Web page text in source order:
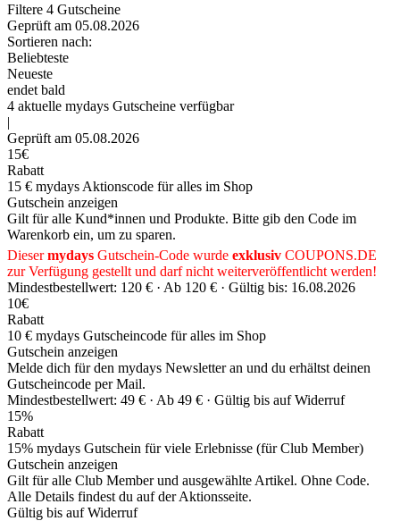
Filtere 4 Gutscheine
Geprüft am 05.08.2026
Sortieren nach:
Beliebteste
Neueste
endet bald
4 aktuelle mydays Gutscheine verfügbar
|
Geprüft am 05.08.2026
15€
Rabatt
15 € mydays Aktionscode für alles im Shop
Gutschein anzeigen
Gilt für alle Kund*innen und Produkte. Bitte gib den Code im
Warenkorb ein, um zu sparen.
Diesermydays Gutschein-Code wurde exklusiv COUPONS.DE
zur Verfügung gestellt und darf nicht weiterveröffentlicht werden!
Mindestbestellwert: 120 € · Ab 120 € · Gültig bis: 16.08.2026
10€
Rabatt
10 € mydays Gutscheincode für alles im Shop
Gutschein anzeigen
Melde dich für den mydays Newsletter an und du erhältst deinen
Gutscheincode per Mail.
Mindestbestellwert: 49 € · Ab 49 € · Gültig bis auf Widerruf
15%
Rabatt
15% mydays Gutschein für viele Erlebnisse (für Club Member)
Gutschein anzeigen
Gilt für alle Club Member und ausgewählte Artikel. Ohne Code.
Alle Details findest du auf der Aktionsseite.
Gültig bis auf Widerruf